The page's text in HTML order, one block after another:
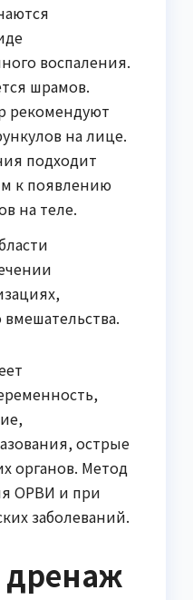
воспаления.
шрамов.
рекомендуют
на лице.
подходит
к появлению
на теле.
острые
органов. Метод
ОРВИ и при
заболеваний.
дренаж